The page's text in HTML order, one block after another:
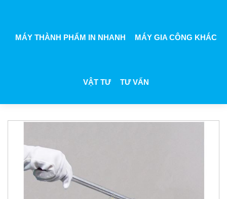
MÁY THÀNH PHẨM IN NHANH MÁY GIA CÔNG KHÁC
VẬT TƯ TƯ VẤN